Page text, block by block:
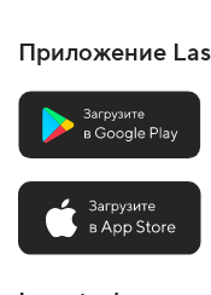
Приложение